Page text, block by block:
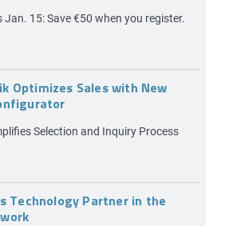
15: Save €50 when you register.
Optimizes Sales with New
Selection and Inquiry Process
Technology Partner in the